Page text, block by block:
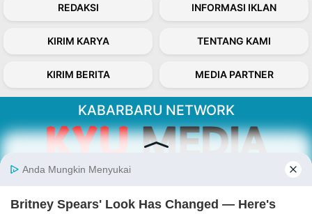
REDAKSI INFORMASI IKLAN
KIRIM KARYA TENTANG KAMI
KIRIM BERITA MEDIA PARTNER
KABARBARU NETWORK